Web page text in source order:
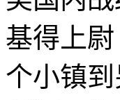
基得上
个小镇